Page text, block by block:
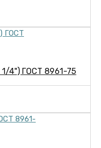
1/4") ГОСТ 8961-75